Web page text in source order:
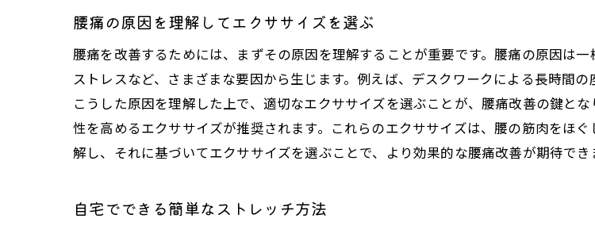
猫のポーズと他のヨガポーズ
実践者の体験談から学ぶ猫の
橋のポーズで腰の筋肉を効果的に
橋のポーズの基本的なステッ
腰の筋肉を強化するための橋
腰痛の原因を理解してエクササイズを選ぶ
腰痛を改善するためには、まずその原因を理解することが重要です。腰痛の原因は
ストレスなど、さまざまな要因から生じます。例えば、デスクワークによる長時間
こうした原因を理解した上で、適切なエクササイズを選ぶことが、腰痛改善の鍵と
性を高めるエクササイズが推奨されます。これらのエクササイズは、腰の筋肉をほ
解し、それに基づいてエクササイズを選ぶことで、より効果的な腰痛改善が期待でき
自宅でできる簡単なストレッチ方法